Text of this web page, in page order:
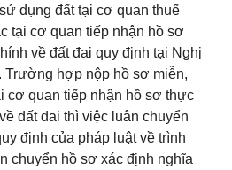
dụng đất tại cơ quan thuế
tại cơ quan tiếp nhận hồ sơ
về đất đai quy định tại Nghị
Trường hợp nộp hồ sơ miễn,
cơ quan tiếp nhận hồ sơ thực
đất đai thì việc luân chuyển
định của pháp luật về trình
chuyển hồ sơ xác định nghĩa